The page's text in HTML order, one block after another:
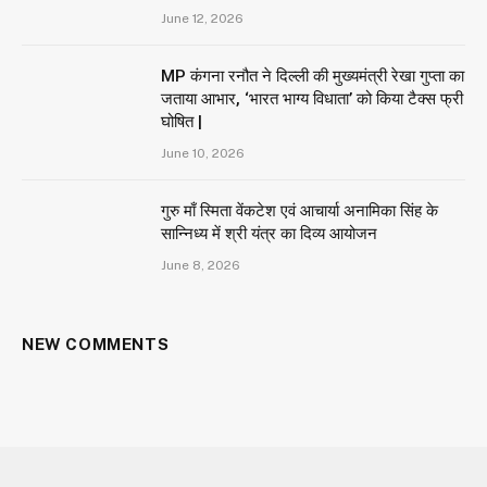
June 12, 2026
MP कंगना रनौत ने दिल्ली की मुख्यमंत्री रेखा गुप्ता का
जताया आभार, ‘भारत भाग्य विधाता’ को किया टैक्स फ्री
घोषित |
June 10, 2026
गुरु माँ स्मिता वेंकटेश एवं आचार्या अनामिका सिंह के
सान्निध्य में श्री यंत्र का दिव्य आयोजन
June 8, 2026
NEW COMMENTS